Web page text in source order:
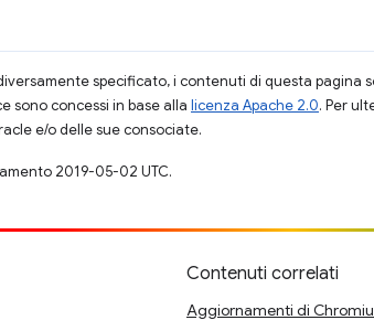
specificato, i contenuti di questa pagina
sono concessi in base alla licenza Apache 2.0. Per
e/o delle sue consociate.
2019-05-02 UTC.
Contenuti correlati
Aggiornamenti di